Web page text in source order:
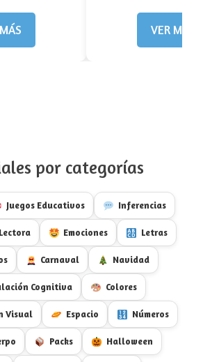
VER MÁS
por categorías
Juegos Educativos Inferencias
Emociones Letras
Carnaval Navidad
Cognitiva Colores
Visual Espacio Números
Packs Halloween